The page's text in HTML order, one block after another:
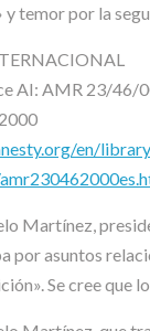
y temor por la
AI: AMR 23/46/
en/
Martínez,
por asuntos
Se cree que